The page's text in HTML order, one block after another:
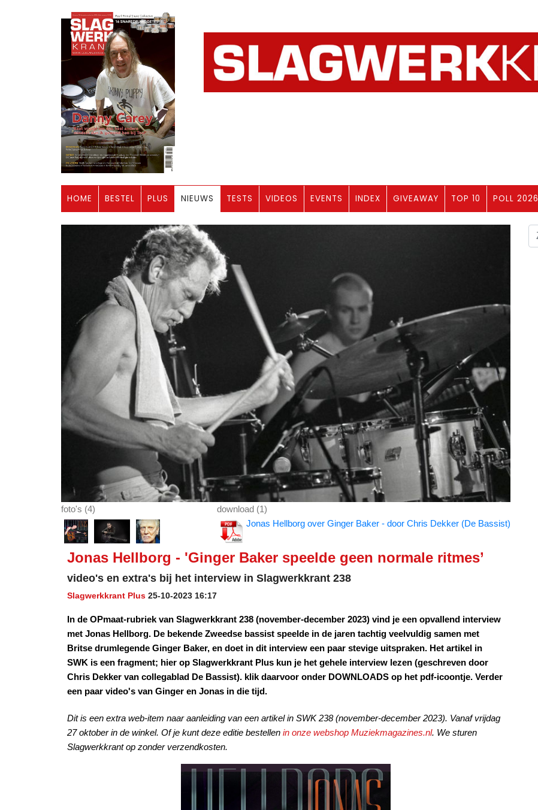
HOME BESTEL PLUS NIEUWS TESTS VIDEOS EVENTS INDEX GIVEAWAY TOP 10 POLL 2026
foto's (4)
download (1)
Jonas Hellborg over Ginger Baker - door Chris Dekker (De Bassist)
Jonas Hellborg - 'Ginger Baker speelde geen normale ritmes’
video's en extra's bij het interview in Slagwerkkrant 238
Slagwerkkrant Plus 25-10-2023 16:17
In de OPmaat-rubriek van Slagwerkkrant 238 (november-december 2023) vind je een opvallend interview
met Jonas Hellborg. De bekende Zweedse bassist speelde in de jaren tachtig veelvuldig samen met
Britse drumlegende Ginger Baker, en doet in dit interview een paar stevige uitspraken. Het artikel in
SWK is een fragment; hier op Slagwerkkrant Plus kun je het gehele interview lezen (geschreven door
Chris Dekker van collegablad De Bassist). klik daarvoor onder DOWNLOADS op het pdf-icoontje. Verder
een paar video's van Ginger en Jonas in die tijd.
Dit is een extra web-item naar aanleiding van een artikelin SWK 238 (november-december 2023). Vanaf vrijdag
27 oktober in de winkel. Of je kunt deze editie bestellen in onze webshop Muziekmagazines.nl. We sturen
Slagwerkkrant op zonder verzendkosten.